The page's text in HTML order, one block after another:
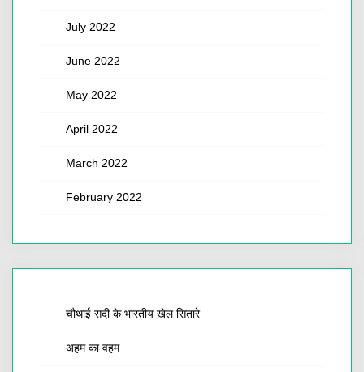
July 2022
June 2022
May 2022
April 2022
March 2022
February 2022
चौथाई सदी के भारतीय खेल सितारे
अहम का वहम